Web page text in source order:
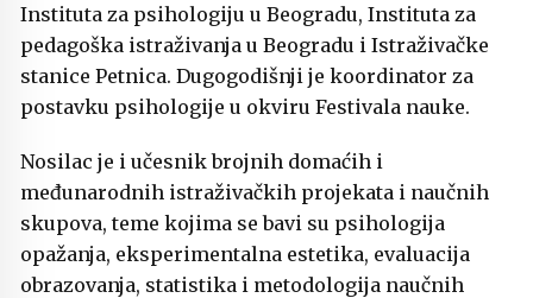
Instituta za psihologiju u Beogradu, Instituta za
pedagoška istraživanja u Beogradu i Istraživačke
stanice Petnica. Dugogodišnji je koordinator za
postavku psihologije u okviru Festivala nauke.
Nosilac je i učesnik brojnih domaćih i
međunarodnih istraživačkih projekata i naučnih
skupova, teme kojima se bavi su psihologija
opažanja, eksperimentalna estetika, evaluacija
obrazovanja, statistika i metodologija naučnih